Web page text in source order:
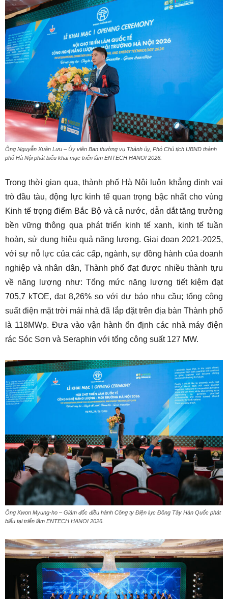
Ông Nguyễn Xuân Lưu – Ủy viên Ban thường vụ Thành ủy, Phó Chủ tịch UBND thành
phố Hà Nội phát biểu khai mạc triển lãm ENTECH HANOI 2026.
Trong thời gian qua, thành phố Hà Nội luôn khẳng định vai
trò đầu tàu, động lực kinh tế quan trọng bậc nhất cho vùng
Kinh tế trọng điểm Bắc Bộ và cả nước, dẫn dắt tăng trưởng
bền vững thông qua phát triển kinh tế xanh, kinh tế tuần
hoàn, sử dụng hiệu quả năng lượng. Giai đoạn 2021-2025,
với sự nỗ lực của các cấp, ngành, sự đồng hành của doanh
nghiệp và nhân dân, Thành phố đạt được nhiều thành tựu
về năng lượng như: Tổng mức năng lượng tiết kiệm đạt
705,7 kTOE, đạt 8,26% so với dự báo nhu cầu; tổng công
suất điện mặt trời mái nhà đã lắp đặt trên địa bàn Thành phố
là 118MWp. Đưa vào vận hành ổn định các nhà máy điện
rác Sóc Sơn và Seraphin với tổng công suất 127 MW.
Ông Kwon Myung-ho – Giám đốc điều hành Công ty Điện lực Đông Tây Hàn Quốc phát
biểu tại triển lãm ENTECH HANOI 2026.